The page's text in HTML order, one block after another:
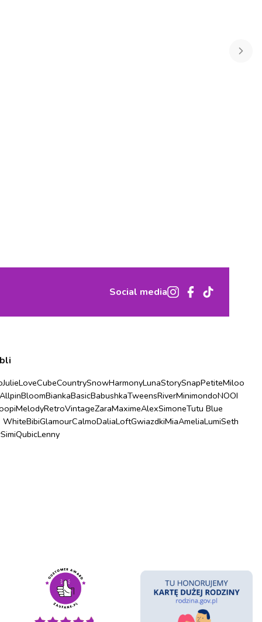
Social media
JulieLoveCubeCountrySnowHarmonyLunaStorySnapPetiteMiloo
AllpinBloomBiankaBasicBabushkaTweensRiverMinimondoNOOI
MelodyRetroVintageZaraMaximeAlexSimoneTutu Blue
WhiteBibiGlamourCalmoDaliaLoftGwiazdkiMiaAmeliaLumiSeth
SimiQubicLenny